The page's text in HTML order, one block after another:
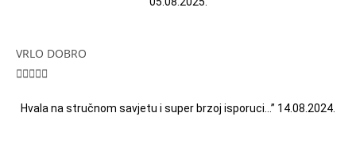
VRLO DOBRO

Hvala na stručnom savjetu i super brzoj isporuci…” 14.08.2024.